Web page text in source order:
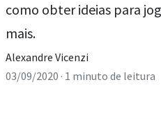
como obter ideias para
mais.
Alexandre Vicenzi
03/09/2020 · 1 minuto de leitura